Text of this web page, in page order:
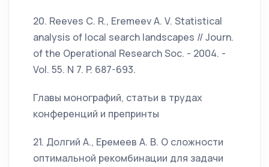
20. Reeves С. R., Eremeev A. V. Statistical
analysis of local search landscapes // Journ.
of the Operational Research Soc. - 2004. -
Vol. 55. N 7. P. 687-693.
Главы монографий, статьи в трудах
конференций и препринты
21. Долгий А., Еремеев А. В. О сложности
оптимальной рекомбинации для задачи